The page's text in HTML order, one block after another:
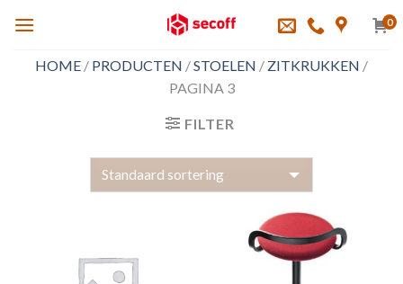
0
HOME / PRODUCTEN /STOELEN / ZITKRUKKEN /
PAGINA 3
FILTER